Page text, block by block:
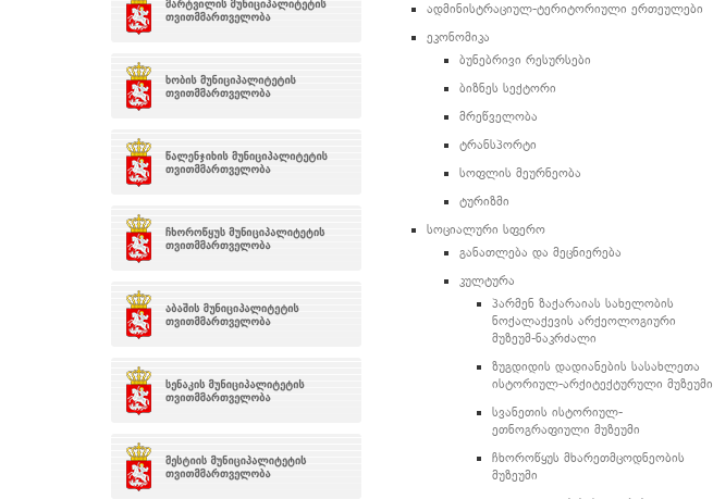
ადმინისტრაციულ-ტერიტორიული ერთეულები
ეკონომიკა
ბუნებრივი რესურსები
ბიზნეს სექტორი
მრეწველობა
ტრანსპორტი
სოფლის მეურნეობა
ტურიზმი
სოციალური სფერო
განათლება და მეცნიერება
კულტურა
პარმენ ზაქარაიას სახელობის
ნოქალაქევის არქეოლოგიური
მუზეუმ-ნაკრძალი
ზუგდიდის დადიანების სასახლეთა
ისტორიულ-არქიტექტურული მუზეუმი
სვანეთის ისტორიულ-
ეთნოგრაფიული მუზეუმი
ჩხოროწყუს მხარეთმცოდნეობის
მუზეუმი